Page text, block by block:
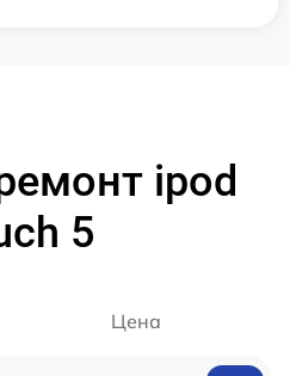
ipod
5
Цена